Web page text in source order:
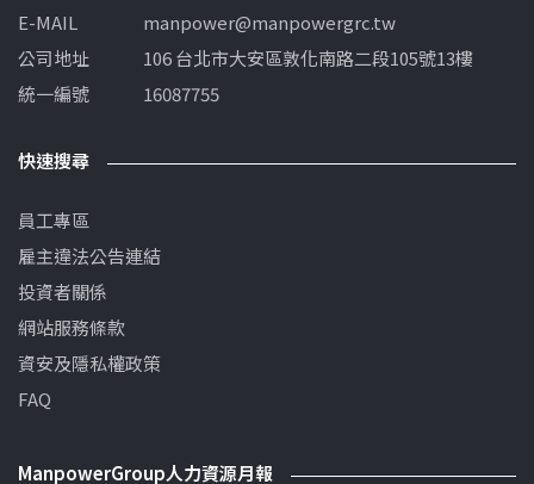
E-MAIL
manpower@manpowergrc.tw
公司地址
106 台北市大安區敦化南路二段105號13樓
統一編號
16087755
快速搜尋
員工專區
雇主違法公告連結
投資者關係
網站服務條款
資安及隱私權政策
FAQ
ManpowerGroup人力資源月報